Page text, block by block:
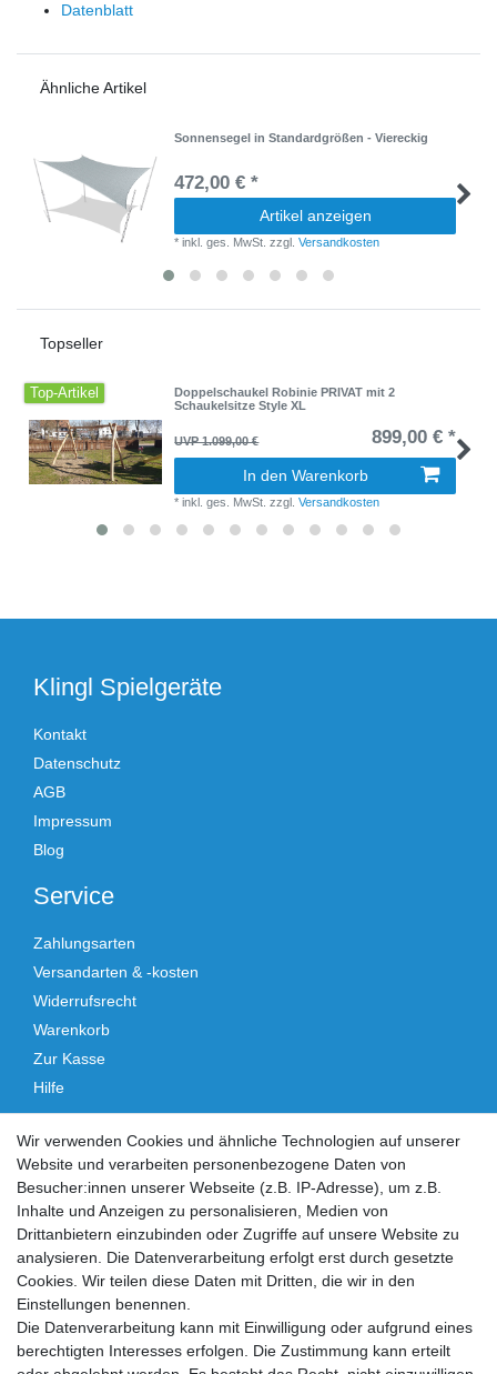
Datenblatt
Ähnliche Artikel
Sonnensegel in Standardgrößen - Viereckig
472,00 € *
Artikel anzeigen
*inkl. ges. MwSt. zzgl.Versandkosten
Topseller
Top-Artikel
Doppelschaukel Robinie PRIVAT mit 2
Schaukelsitze Style XL
UVP 1.099,00 € 899,00 € *
In den Warenkorb
*inkl. ges. MwSt. zzgl.Versandkosten
Klingl Spielgeräte
Kontakt
Datenschutz
AGB
Impressum
Blog
Service
Zahlungsarten
Versandarten & -kosten
Widerrufsrecht
Warenkorb
Zur Kasse
Hilfe
Vertrag widerrufen
Social Media
Facebook Instagram
Sicher einkaufen
Wir verwenden Cookies und ähnliche Technologien auf unserer
Website und verarbeiten personenbezogene Daten von
Besucher:innen unserer Webseite (z.B. IP-Adresse), um z.B.
Inhalte und Anzeigen zu personalisieren, Medien von
Drittanbietern einzubinden oder Zugriffe auf unsere Website zu
analysieren. Die Datenverarbeitung erfolgt erst durch gesetzte
Cookies. Wir teilen diese Daten mit Dritten, die wir in den
Einstellungen benennen.
Die Datenverarbeitung kann mit Einwilligung oder aufgrund eines
berechtigten Interesses erfolgen. Die Zustimmung kann erteilt